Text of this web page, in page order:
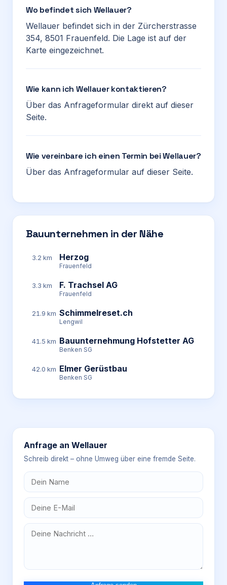
Wo befindet sich Wellauer?
Wellauer befindet sich in der Zürcherstrasse
354, 8501 Frauenfeld. Die Lage ist auf der
Karte eingezeichnet.
Wie kann ich Wellauer kontaktieren?
Über das Anfrageformular direkt auf dieser
Seite.
Wie vereinbare ich einen Termin bei Wellauer?
Über das Anfrageformular auf dieser Seite.
Bauunternehmen in der Nähe
3.2 km Herzog
Frauenfeld
3.3 km F. Trachsel AG
Frauenfeld
21.9 km Schimmelreset.ch
Lengwil
41.5 km Bauunternehmung Hofstetter AG
Benken SG
42.0 km Elmer Gerüstbau
Benken SG
Anfrage an Wellauer
Schreib direkt – ohne Umweg über eine fremde Seite.